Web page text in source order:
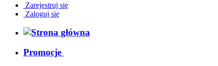
Zarejestruj się
Zaloguj się
Promocje